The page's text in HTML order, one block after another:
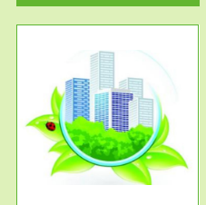
服务范围
政府/园区级VOCs综合管控服务
根据《石化行业挥发性有机物综
合整治方案》文件要求，到2017